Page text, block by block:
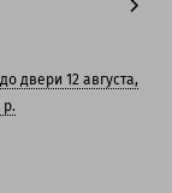
двери 12 августа,
р.